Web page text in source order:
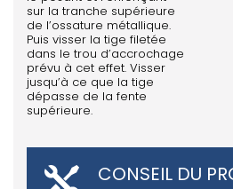
sur la tranche supérieure
de l’ossature métallique.
Puis visser la tige filetée
dans le trou d’accrochage
prévu à cet effet. Visser
jusqu’à ce que la tige
dépasse de la fente
supérieure.
CONSEIL DU